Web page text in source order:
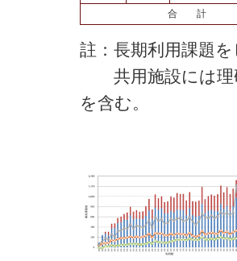
合 計
註：長期利用課題
共用施設には理
を含む。